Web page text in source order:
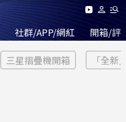
社群/APP/網紅 開箱/評
三星摺疊機開箱 「全新